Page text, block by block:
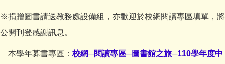
※捐贈圖書請送教務處設備組，亦歡迎於校網閱讀專區填單，將
公開刊登感謝訊息。
本學年募書專區： 校網─閱讀專區─圖書館之旅─110學年度中